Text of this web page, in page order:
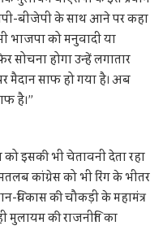
बीजेपी के साथ आने पर कहा
को मनुवादी या
सोचना होगा उन्हें लगातार
मैदान साफ हो गया है। अब
है।”
इसकी भी चेतावनी देता रहा
कांग्रेस को भी रिंग के भीतर
विकास की चौकड़ी के महामंत्र
मुलायम की राजनीति का